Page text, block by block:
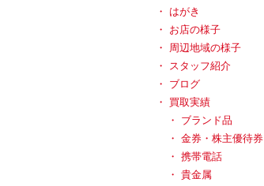
はがき
お店の様子
周辺地域の様子
スタッフ紹介
ブログ
買取実績
ブランド品
金券・株主優待券
携帯電話
貴金属